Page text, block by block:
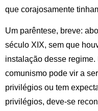
que corajosamente
Um parêntese, breve:
século XIX, sem que
instalação desse
comunismo pode vir a
privilégios ou tem
privilégios, deve-se